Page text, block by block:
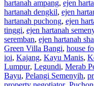
hartanah ampang, ejen
hartanah dengkil, ejen
hartanah puchong, ejen
tinggi, ejen hartanah
seremban, ejen hartanah
Green Villa Bangi, house
ioi, Kajang, Kayu Manis,
Lumpur, Legundi, Merab
Bayu, Pelangi Semenyih,